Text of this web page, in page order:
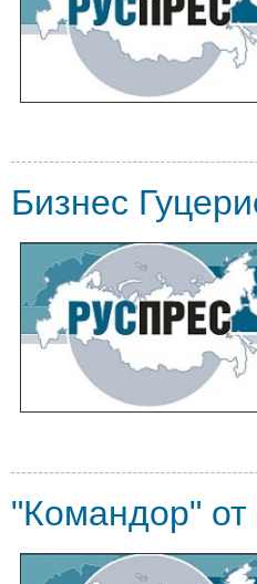
Бизнес
"Командор" от